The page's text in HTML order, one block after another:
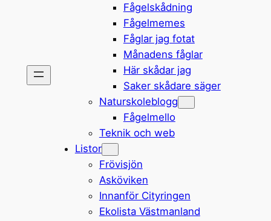
Fågelskådning
Fågelmemes
Fåglar jag fotat
Månadens fåglar
Här skådar jag
Saker skådare säger
Naturskoleblogg
Fågelmello
Teknik och web
Listor
Frövisjön
Asköviken
Innanför Cityringen
Ekolista Västmanland